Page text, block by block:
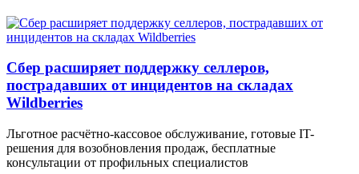
Сбер расширяет поддержку селлеров,
пострадавших от инцидентов на складах
Wildberries
Льготное расчётно-кассовое обслуживание, готовые IT-
решения для возобновления продаж, бесплатные
консультации от профильных специалистов